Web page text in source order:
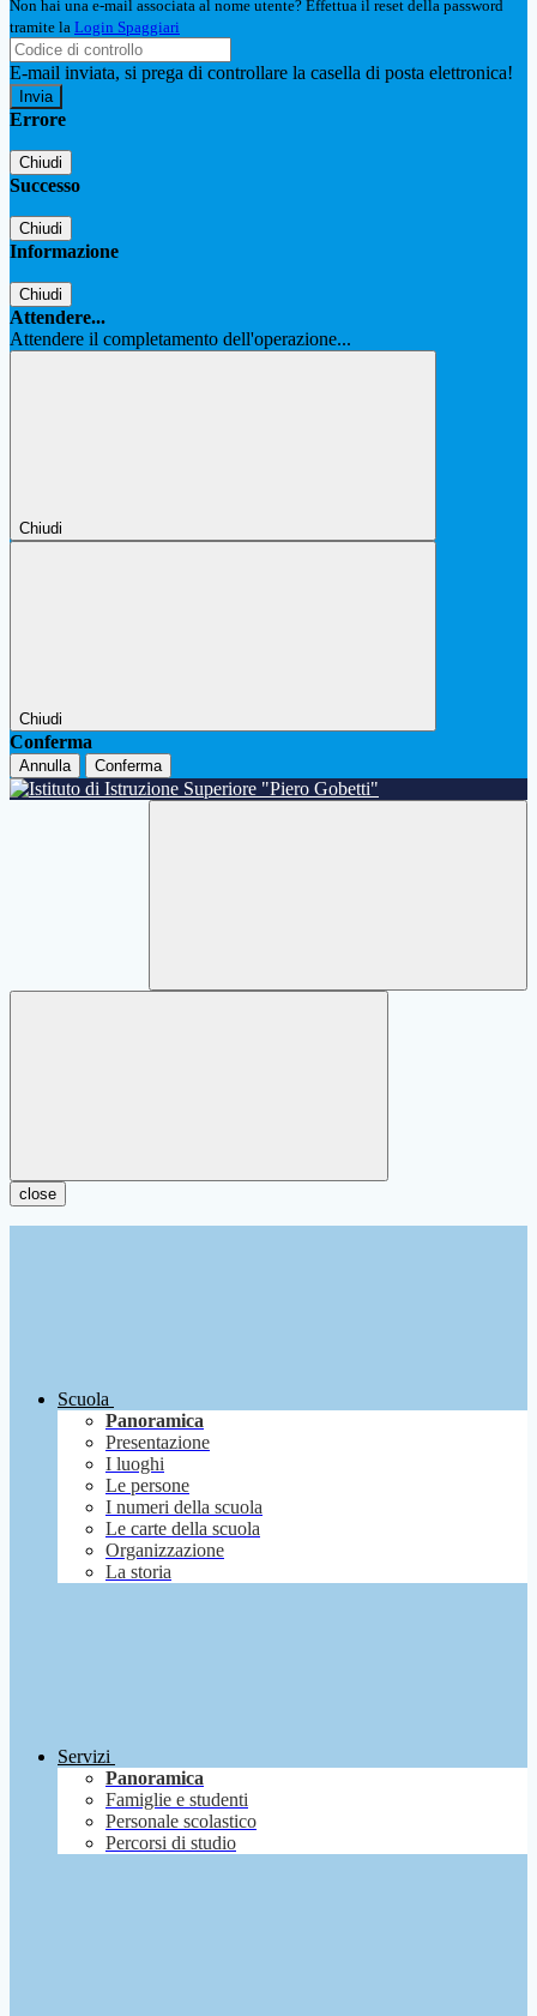
Non hai una e-mail associata al nome utente? Effettua il reset della password
tramite la Login Spaggiari
E-mail inviata, si prega di controllare la casella di posta elettronica!
Errore
Chiudi
Successo
Chiudi
Informazione
Chiudi
Attendere...
Attendere il completamento dell'operazione...
Chiudi
Chiudi
Conferma
Annulla Conferma
close
Scuola
Panoramica
Presentazione
I luoghi
Le persone
I numeri della scuola
Le carte della scuola
Organizzazione
La storia
Servizi
Panoramica
Famiglie e studenti
Personale scolastico
Percorsi di studio